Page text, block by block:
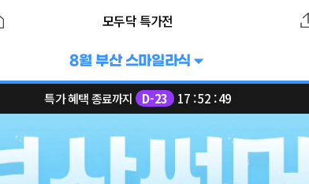
모두닥 특가전
8월 부산 스마일라식
특가 혜택 종료까지 D-23 17 : 52 : 49